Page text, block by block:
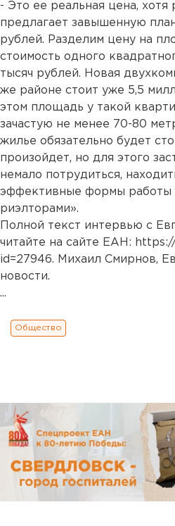
- Это ее реальная цена, хотя
предлагает завышенную
рублей. Разделим цену на
стоимость одного
тысяч рублей. Новая
же районе стоит уже 5,5
этом площадь у такой
зачастую не менее 70-80
жилье обязательно будет
произойдет, но для этого
немало потрудиться,
эффективные формы работы
риэлторами».
Полной текст интервью с
читайте на сайте ЕАН:
id=27946. Михаил Смирнов,
новости.
...
Общество